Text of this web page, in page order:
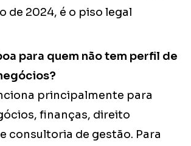
de 2024, é o piso legal
para quem não tem perfil de
principalmente para
finanças, direito
consultoria de gestão. Para